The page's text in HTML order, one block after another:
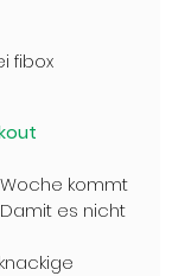
fibox
kommt
es nicht